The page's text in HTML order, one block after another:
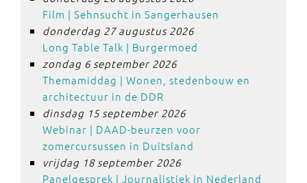
Film | Sehnsucht in Sangerhausen
donderdag 27 augustus 2026
Long Table Talk | Burgermoed
zondag 6 september 2026
Themamiddag | Wonen, stedenbouw en
architectuur in de DDR
dinsdag 15 september 2026
Webinar | DAAD-beurzen voor
zomercursussen in Duitsland
vrijdag 18 september 2026
Panelgesprek | Journalistiek in Nederland